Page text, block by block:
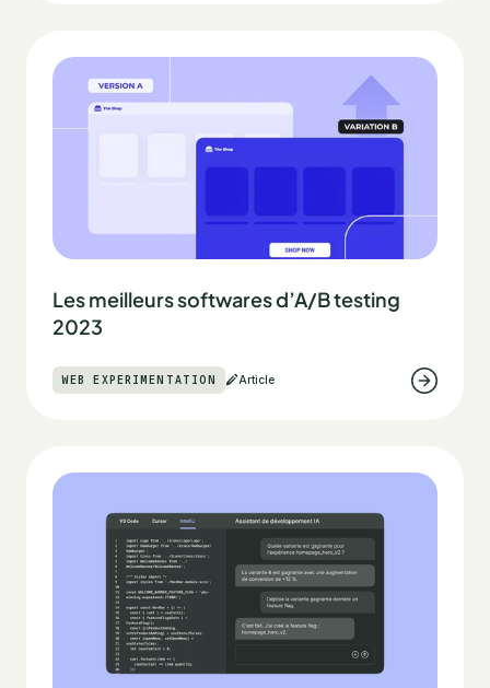
Les meilleurs softwares d’A/B testing
2023
WEB EXPERIMENTATION Article